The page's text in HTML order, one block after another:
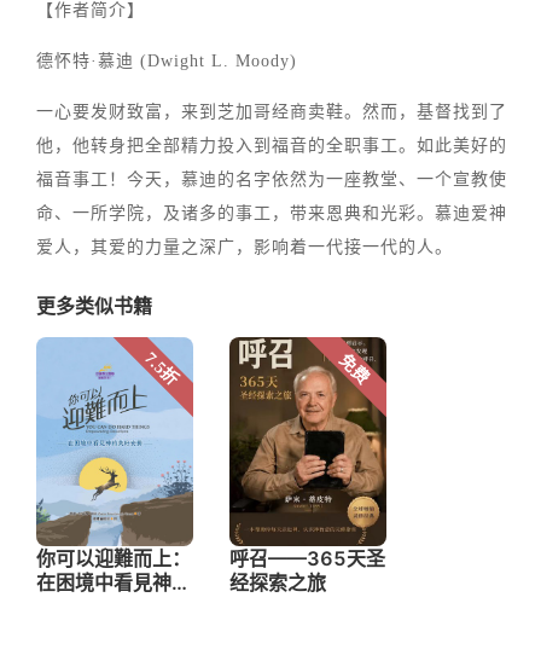
【作者简介】
德怀特·慕迪 (Dwight L. Moody)
一心要发财致富，来到芝加哥经商卖鞋。然而，基督找到了
他，他转身把全部精力投入到福音的全职事工。如此美好的
福音事工！今天，慕迪的名字依然为一座教堂、一个宣教使
命、一所学院，及诸多的事工，带来恩典和光彩。慕迪爱神
爱人，其爱的力量之深广，影响着一代接一代的人。
更多类似书籍